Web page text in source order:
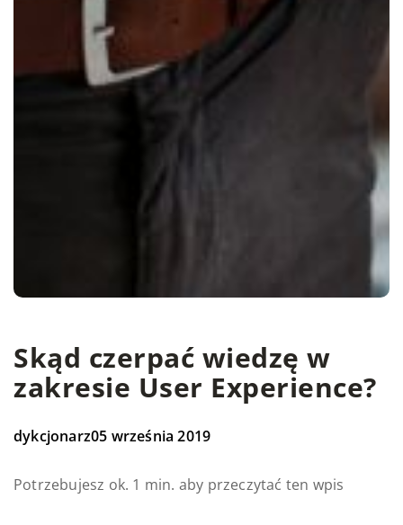
Skąd czerpać wiedzę w
zakresie User Experience?
dykcjonarz05 września 2019
Potrzebujesz ok. 1 min. aby przeczytać ten wpis